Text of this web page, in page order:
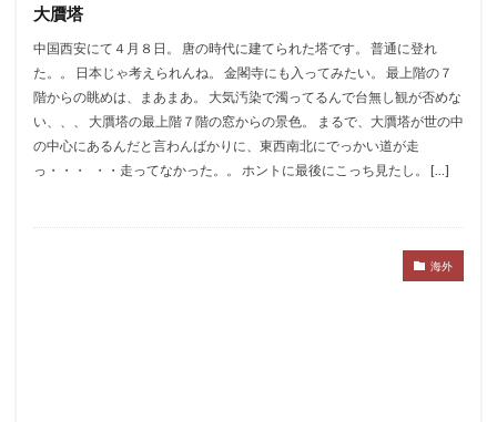
大贋塔
中国西安にて４月８日。 唐の時代に建てられた塔です。 普通に登れ
た。。 日本じゃ考えられんね。 金閣寺にも入ってみたい。 最上階の７
階からの眺めは、まあまあ。 大気汚染で濁ってるんで台無し観が否めな
い、、、 大贋塔の最上階７階の窓からの景色。 まるで、大贋塔が世の中
の中心にあるんだと言わんばかりに、東西南北にでっかい道が走
っ・・・ ・・走ってなかった。。 ホントに最後にこっち見たし。 […]
海外